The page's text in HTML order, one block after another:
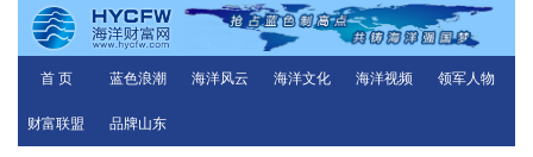
首 页 蓝色浪潮 海洋风云 海洋文化 海洋视频 领军人物
财富联盟 品牌山东